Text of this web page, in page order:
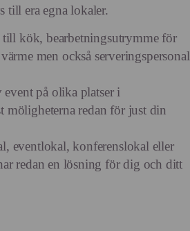
till era egna lokaler.
kök, bearbetningsutrymme för
men också serveringspersonal
på olika platser i
möligheterna redan för just din
eventlokal, konferenslokal eller
redan en lösning för dig och ditt